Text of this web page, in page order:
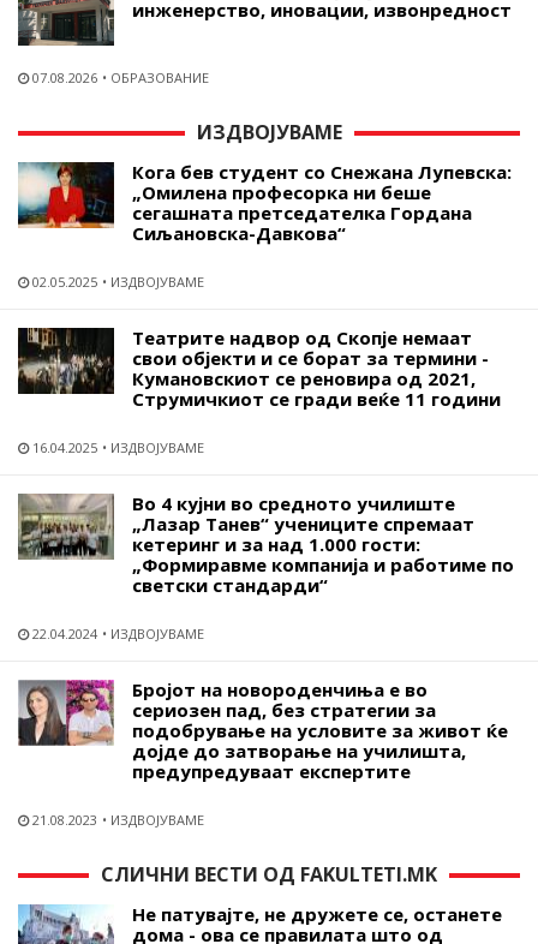
инженерство, иновации, извонредност
07.08.2026 ОБРАЗОВАНИЕ
ИЗДВОЈУВАМЕ
Кога бев студент со Снежана Лупевска:
„Омилена професорка ни беше
сегашната претседателка Гордана
Сиљановска-Давкова“
02.05.2025 ИЗДВОЈУВАМЕ
Театрите надвор од Скопје немаат
свои објекти и се борат за термини -
Кумановскиот се реновира од 2021,
Струмичкиот се гради веќе 11 години
16.04.2025 ИЗДВОЈУВАМЕ
Во 4 кујни во средното училиште
„Лазар Танев“ учениците спремаат
кетеринг и за над 1.000 гости:
„Формиравме компанија и работиме по
светски стандарди“
22.04.2024 ИЗДВОЈУВАМЕ
Бројот на новороденчиња е во
сериозен пад, без стратегии за
подобрување на условите за живот ќе
дојде до затворање на училишта,
предупредуваат експертите
21.08.2023 ИЗДВОЈУВАМЕ
СЛИЧНИ ВЕСТИ ОД FAKULTETI.MK
Не патувајте, не дружете се, останете
дома - ова се правилата што од